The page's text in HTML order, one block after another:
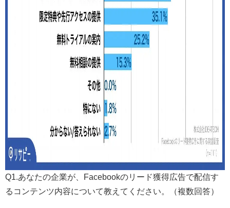
Q1.あなたの企業が、Facebookのリード獲得広告で配信す
るコンテンツ内容について教えてください。（複数回答）